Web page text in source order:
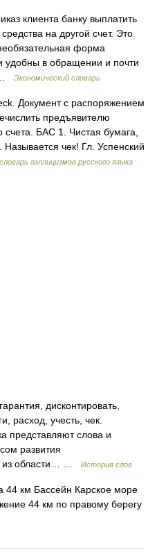
клиента банку выплатить
на другой счет. Это
форма
удобны в обращении и почти
…
Экономический словарь
Документ с распоряжением
предъявителю
БАС 1. Чистая бумага,
чек! Гл. Успенский
галлицизмов русского языка
дисконтировать,
расход, учесть, чек.
представляют слова и
развития
из области… …
История слов
44 км Бассейн Карское море
44 км по правому берегу